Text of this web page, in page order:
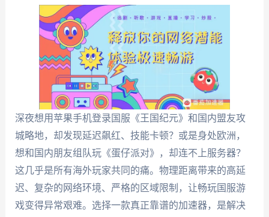
深夜想用苹果手机登录国服《王国纪元》和国内盟友攻
城略地，却发现延迟飙红、技能卡顿？或是身处欧洲，
想和国内朋友组队玩《蛋仔派对》，却连不上服务器？
这几乎是所有海外玩家共同的痛。物理距离带来的高延
迟、复杂的网络环境、严格的区域限制，让畅玩国服游
戏变得异常艰难。选择一款真正靠谱的加速器，是解决